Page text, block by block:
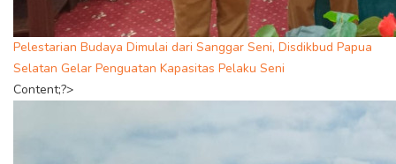
Pelestarian Budaya Dimulai dari Sanggar Seni, Disdikbud Papua
Selatan Gelar Penguatan Kapasitas Pelaku Seni
Content;?>